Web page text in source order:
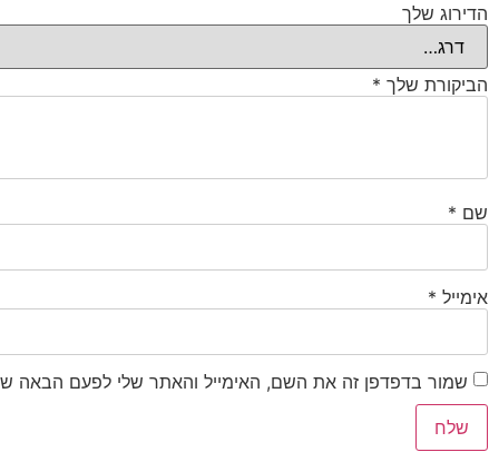
הדירוג שלך
הביקורת שלך *
שם *
אימייל *
שמור בדפדפן זה את השם, האימייל והאתר שלי לפעם הבאה